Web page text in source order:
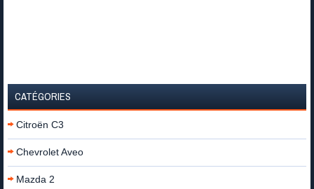
CATÉGORIES
Citroën C3
Chevrolet Aveo
Mazda 2